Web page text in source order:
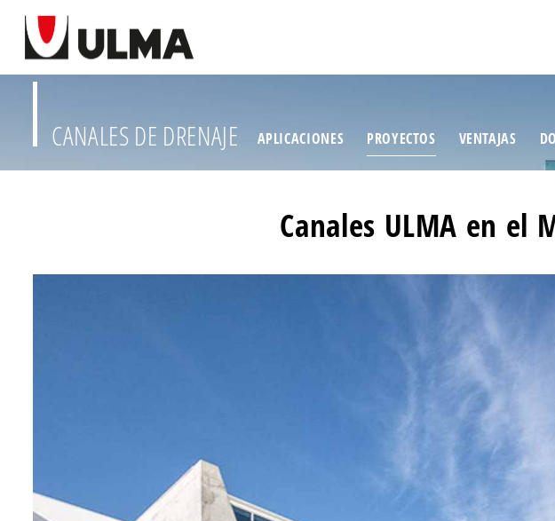
CANALES DE DRENAJE APLICACIONES PROYECTOS VENTAJAS
Canales ULMA en el